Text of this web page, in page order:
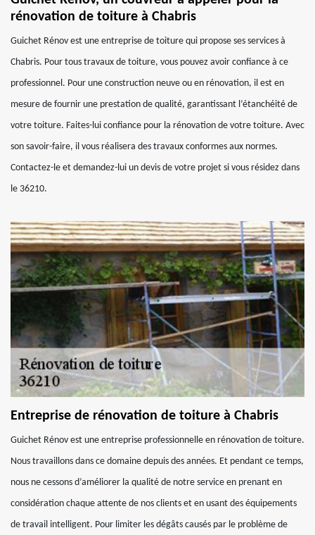
rénovation de toiture à Chabris
Guichet Rénov est une entreprise de toiture qui propose ses services à
Chabris. Pour tous travaux de toiture, vous pouvez avoir confiance à ce
professionnel. Pour une construction neuve ou en rénovation, il est en
mesure de fournir une prestation de qualité, garantissant l’étanchéité de
votre toiture. Faites-lui confiance pour la rénovation de votre toiture. Avec
son savoir-faire, il vous réalisera des travaux conformes aux normes.
Contactez-le et demandez-lui un devis de votre projet si vous résidez dans
le 36210.
Entreprise de rénovation de toiture à Chabris
Guichet Rénov est une entreprise professionnelle en rénovation de toiture.
Nous travaillons dans ce domaine depuis des années. Et pendant ce temps,
nous ne cessons d’améliorer la qualité de notre service en prenant en
considération chaque attente de nos clients et en usant des équipements
de travail intelligent. Pour limiter les dégâts causés par le problème de